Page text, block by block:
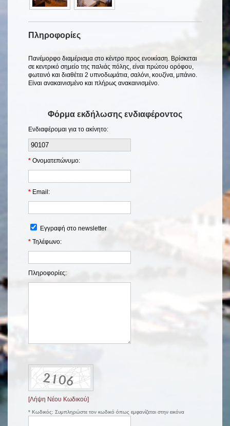
Πληροφορίες
Πανέμορφο διαμέρισμα στο κέντρο προς ενοικίαση. Βρίσκεται
σε κεντρικό σημείο της παλιάς πόλης, είναι πρώτου ορόφου,
φωτεινό και διαθέτει 2 υπνοδωμάτια, σαλόνι, κουζίνα, μπάνιο.
Εϊναι ανακαινισμένο και πλήρως ανακαινισμένο.
Φόρμα εκδήλωσης ενδιαφέροντος
Ενδιαφέρομαι για το ακίνητο:
* Ονοματεπώνυμο:
* Email:
Εγγραφή στο newsletter
* Τηλέφωνο:
Πληροφορίες:
[Λήψη Νέου Κωδικού]
* Κωδικός: Συμπληρώστε τον κωδικό όπως εμφανίζεται στην εικόνα